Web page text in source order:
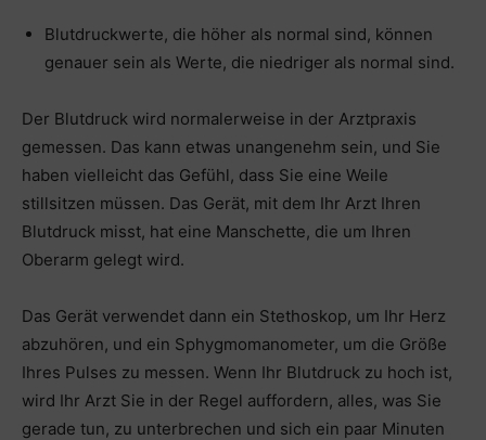
Blutdruckwerte, die höher als normal sind, können
genauer sein als Werte, die niedriger als normal sind.
Der Blutdruck wird normalerweise in der Arztpraxis
gemessen. Das kann etwas unangenehm sein, und Sie
haben vielleicht das Gefühl, dass Sie eine Weile
stillsitzen müssen. Das Gerät, mit dem Ihr Arzt Ihren
Blutdruck misst, hat eine Manschette, die um Ihren
Oberarm gelegt wird.
Das Gerät verwendet dann ein Stethoskop, um Ihr Herz
abzuhören, und ein Sphygmomanometer, um die Größe
Ihres Pulses zu messen. Wenn Ihr Blutdruck zu hoch ist,
wird Ihr Arzt Sie in der Regel auffordern, alles, was Sie
gerade tun, zu unterbrechen und sich ein paar Minuten